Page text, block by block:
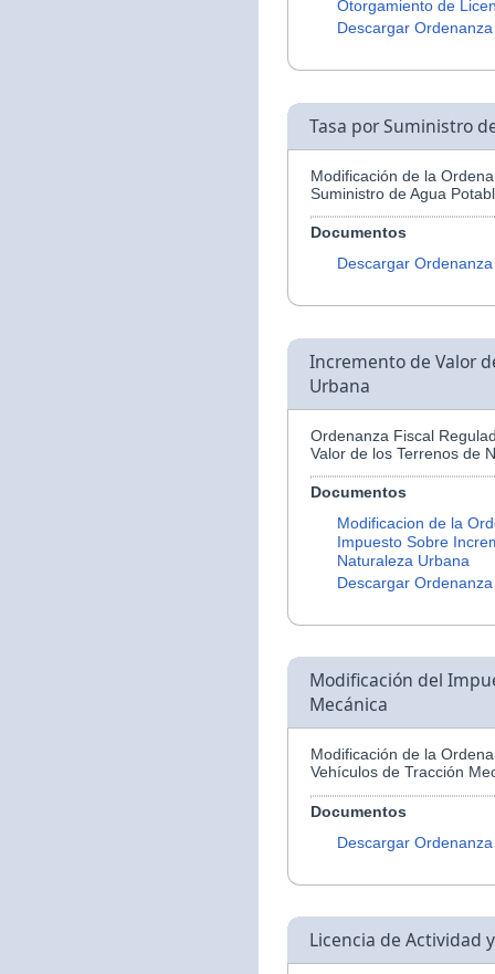
Otorgamiento de
Descargar Ordenanza
Tasa por Suministro
Modificación de la
Suministro de Agua
Documentos
Descargar Ordenanza
Incremento de Valor
Urbana
Ordenanza Fiscal
Valor de los Terrenos de
Documentos
Modificacion de la
Impuesto Sobre
Naturaleza Urbana
Descargar Ordenanza
Modificación del
Mecánica
Modificación de la
Vehículos de Tracción
Documentos
Descargar Ordenanza
Licencia de Actividad